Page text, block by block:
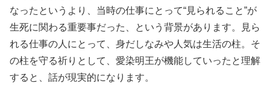
なったというより、当時の仕事にとって“見られること”が
生死に関わる重要事だった、という背景があります。見ら
れる仕事の人にとって、身だしなみや人気は生活の柱。そ
の柱を守る祈りとして、愛染明王が機能していったと理解
すると、話が現実的になります。